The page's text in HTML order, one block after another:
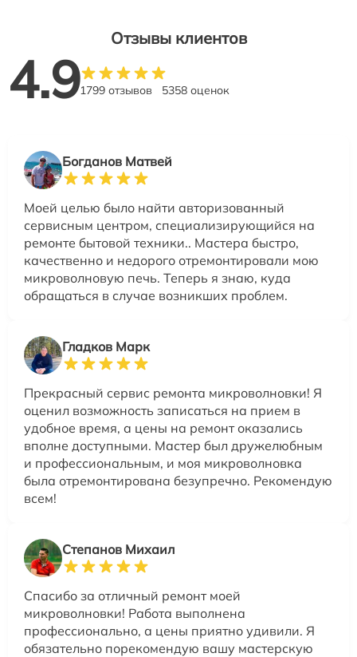
Отзывы клиентов
4.91799 отзывов 5358 оценок
Богданов Матвей
Моей целью было найти авторизованный
сервисным центром, специализирующийся на
ремонте бытовой техники.. Мастера быстро,
качественно и недорого отремонтировали мою
микроволновую печь. Теперь я знаю, куда
обращаться в случае возникших проблем.
Гладков Марк
Прекрасный сервис ремонта микроволновки! Я
оценил возможность записаться на прием в
удобное время, а цены на ремонт оказались
вполне доступными. Мастер был дружелюбным
и профессиональным, и моя микроволновка
была отремонтирована безупречно. Рекомендую
всем!
Степанов Михаил
Спасибо за отличный ремонт моей
микроволновки! Работа выполнена
профессионально, а цены приятно удивили. Я
обязательно порекомендую вашу мастерскую